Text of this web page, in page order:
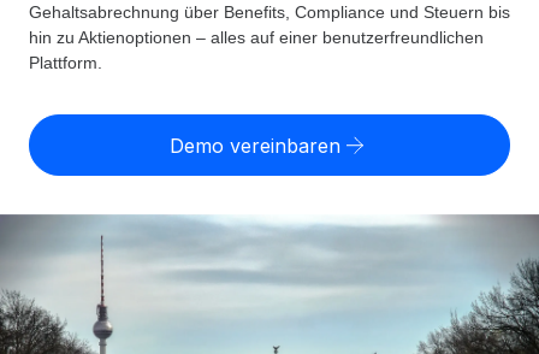
Employer of Record
Weltweites Wachstum ohne Kosten für Niederlassungen
Contractor of Record
Rechtssichere, weltweite Arbeit mit Freelancer:innen
Globales Onboarding und Verwalten von
Freelancer:innen
PEO
Auslagern von komplexen HR-Aufgaben
Country Explorer
Länderspezifische Unterstützung bei der Einstellung
Einfache Einstellung in allen US-Bundesstaaten
WACHSTUMSPHASE
Startups
Agile HR- und Payroll-Lösungen für wachsende
TOOLS UND RECHNER
Scheinselbstständigkeitsrisiko berechnen
Personalkostenrechner
Gesamtbeschäftigungskosten
Honorarzahlungen berechnen
Informationen zu möglichen Währungen und
Abwicklungsfristen für globale Freelancer:innen
Preise
Nederlands
Français
Anmelden
Gehaltsabrechnung über Benefits, Compliance und Steuern bis
hin zu Aktienoptionen – alles auf einer benutzerfreundlichen
Plattform.
Demo vereinbaren